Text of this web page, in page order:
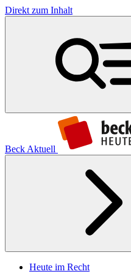
Direkt zum Inhalt
Beck Aktuell
Heute im Recht